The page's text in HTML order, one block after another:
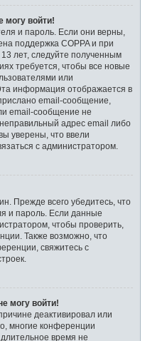
могу войти!
и пароль. Если они верны,
поддержка COPPA и при
лет, следуйте полученным
требуется, чтобы все новые
или
информация отображается в
email-сообщение,
email-сообщение не
адрес email либо
уверены, что ввели
с администратором.
Прежде всего убедитесь, что
и пароль. Если данные
чтобы проверить,
Также возможно, что
свяжитесь с
могу войти!
деактивировал или
многие конференции
время не